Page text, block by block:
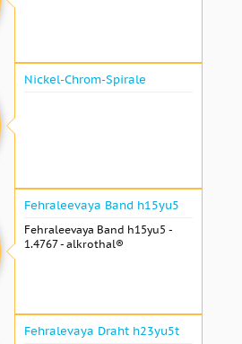
Nickel-Chrom-Spirale
Fehraleevaya Band h15yu5
Fehraleevaya Band h15yu5 -
1.4767 - alkrothal®
Fehralevaya Draht h23yu5t